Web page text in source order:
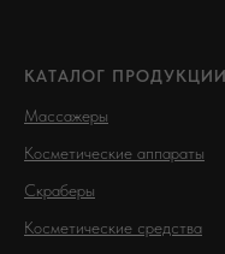
КАТАЛОГ ПРОДУКЦИИ
Массажеры
Косметические аппараты
Скраберы
Косметические средства